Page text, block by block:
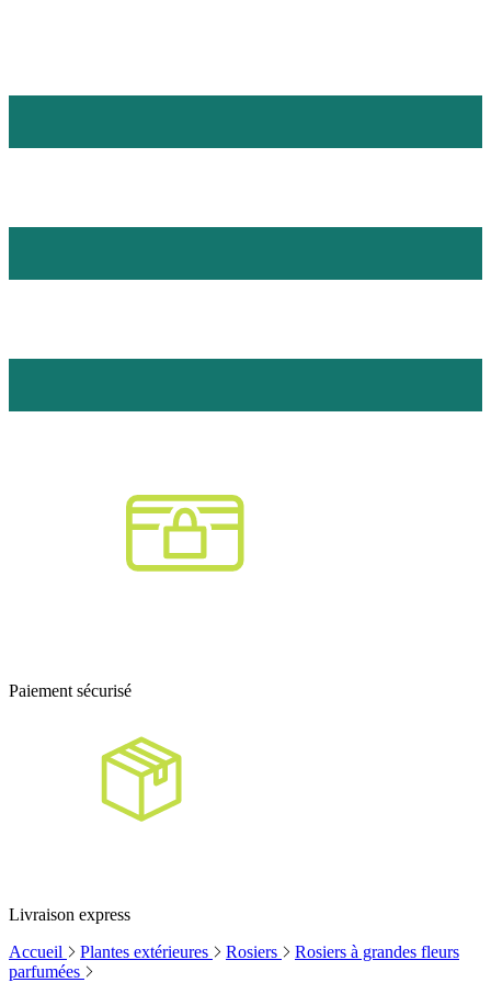
Paiement sécurisé
Livraison express
Accueil
Plantes extérieures Rosiers
Rosiers à grandes fleurs
parfumées